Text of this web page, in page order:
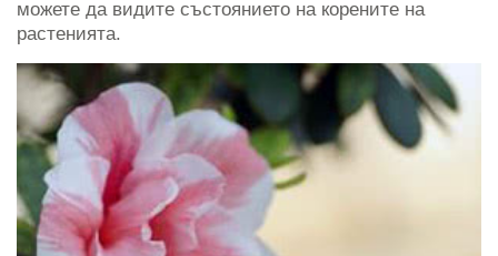
можете да видите състоянието на корените на
растенията.